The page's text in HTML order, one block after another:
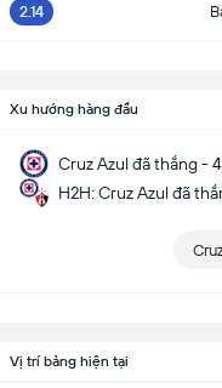
2.14
Xu hướng hàng đầu
Cruz Azul đã thắng -
H2H: Cruz Azul đã
Vị trí bảng hiện tại